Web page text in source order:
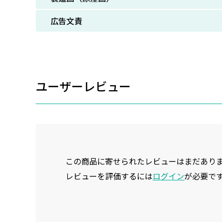
広告文責
ユーザーレビュー
この商品に寄せられたレビューはまだあり
レビューを評価するにはログインが必要です